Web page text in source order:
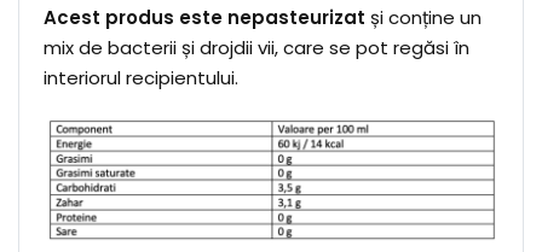
Acest produs este nepasteurizat și conține un
mix de bacterii și drojdii vii, care se pot regăsi în
interiorul recipientului.